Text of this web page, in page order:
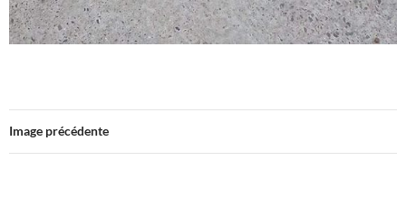
Image précédente